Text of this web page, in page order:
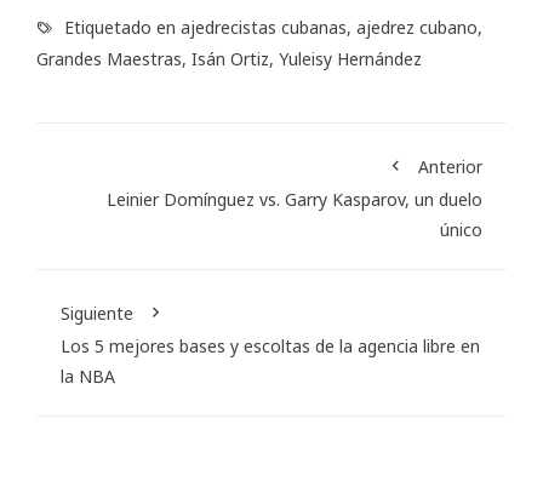
Etiquetado en ajedrecistas cubanas, ajedrez cubano,
Grandes Maestras, Isán Ortiz, Yuleisy Hernández
Anterior
Leinier Domínguez vs. Garry Kasparov, un duelo
único
Siguiente
Los 5 mejores bases y escoltas de la agencia libre en
la NBA